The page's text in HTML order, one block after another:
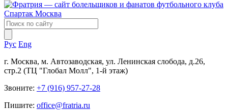
Рус Eng
г. Москва, м. Автозаводская, ул. Ленинская слобода, д.26,
стр.2 (ТЦ "Глобал Молл", 1-й этаж)
Звоните: +7 (916) 957-27-28
Пишите: office@fratria.ru